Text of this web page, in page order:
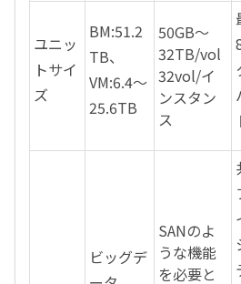
ユニッ
トサイ
ズ
BM:51.2
TB、
VM:6.4～
25.6TB
50GB～
32TB/vol
32vol/イ
ンスタン
ス
ビッグデ
SANのよ
うな機能
を必要と